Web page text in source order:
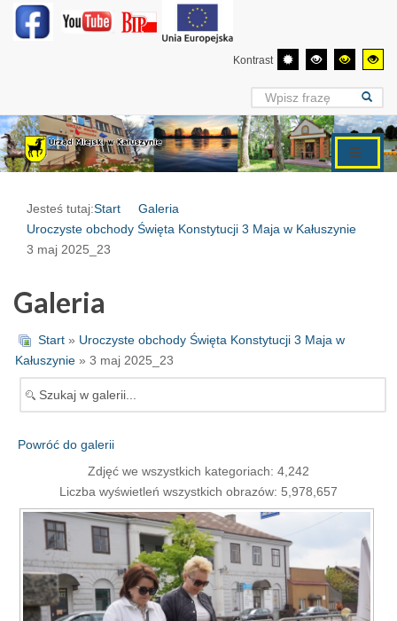
Kontrast
Jesteś tutaj:Start
Galeria
Uroczyste obchody Święta Konstytucji 3 Maja w Kałuszynie
3 maj 2025_23
Galeria
Start » Uroczyste obchody Święta Konstytucji 3 Maja w
Kałuszynie » 3 maj 2025_23
Powróć do galerii
Zdjęć we wszystkich kategoriach: 4,242
Liczba wyświetleń wszystkich obrazów: 5,978,657